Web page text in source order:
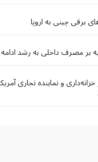
برقی چینی به اروپا
بر مصرف داخلی به رشد
و نماینده تجاری